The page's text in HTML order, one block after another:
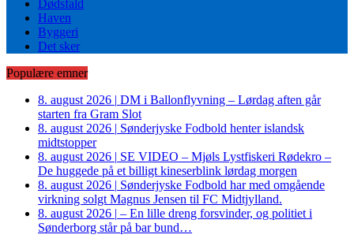
Dødsfald
Haven
Byggeri
Det sker
Populære emner
8. august 2026 | DM i Ballonflyvning – Lørdag aften går
starten fra Gram Slot
8. august 2026 | Sønderjyske Fodbold henter islandsk
midtstopper
8. august 2026 | SE VIDEO – Mjøls Lystfiskeri Rødekro –
De huggede på et billigt kineserblink lørdag morgen
8. august 2026 | Sønderjyske Fodbold har med omgående
virkning solgt Magnus Jensen til FC Midtjylland.
8. august 2026 | – En lille dreng forsvinder, og politiet i
Sønderborg står på bar bund…